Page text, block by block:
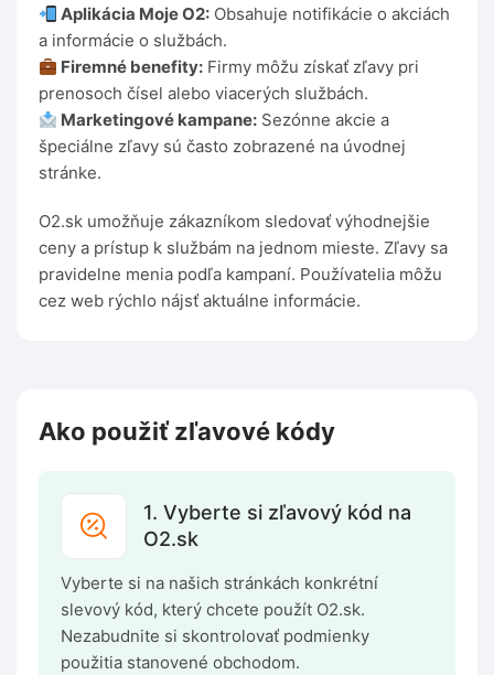
Aplikácia Moje O2: Obsahuje notifikácie o akciách
a informácie o službách.
Firemné benefity: Firmy môžu získať zľavy pri
prenosoch čísel alebo viacerých službách.
Marketingové kampane: Sezónne akcie a
špeciálne zľavy sú často zobrazené na úvodnej
stránke.
O2.sk umožňuje zákazníkom sledovať výhodnejšie
ceny a prístup k službám na jednom mieste. Zľavy sa
pravidelne menia podľa kampaní. Používatelia môžu
cez web rýchlo nájsť aktuálne informácie.
Ako použiť zľavové kódy
1. Vyberte si zľavový kód na
O2.sk
Vyberte si na našich stránkách konkrétní
slevový kód, který chcete použít O2.sk.
Nezabudnite si skontrolovať podmienky
použitia stanovené obchodom.